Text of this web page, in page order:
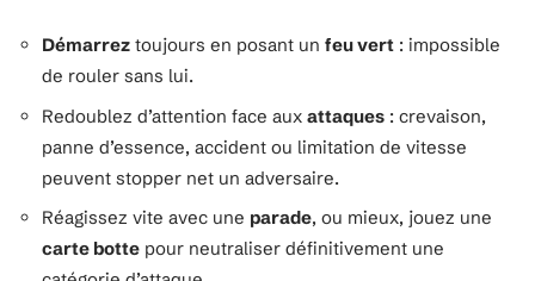
Démarrez toujours en posant un feu vert : impossible
de rouler sans lui.
Redoublez d’attention face aux attaques : crevaison,
panne d’essence, accident ou limitation de vitesse
peuvent stopper net un adversaire.
Réagissez vite avec une parade, ou mieux, jouez une
carte botte pour neutraliser définitivement une